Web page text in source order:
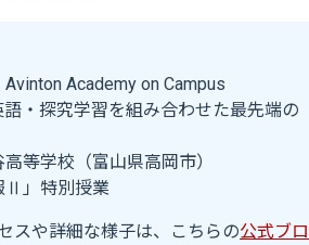
Academy on Campus
・探究学習を組み合わせた最先端の
等学校（富山県高岡市）
Ⅱ」特別授業
スや詳細な様子は、こちらの公式ブロ